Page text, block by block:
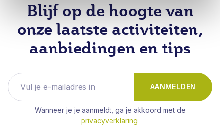
Blijf op de hoogte van
onze laatste activiteiten,
aanbiedingen en tips
AANMELDEN
Wanneer je je aanmeldt, ga je akkoord met de
privacyverklaring.